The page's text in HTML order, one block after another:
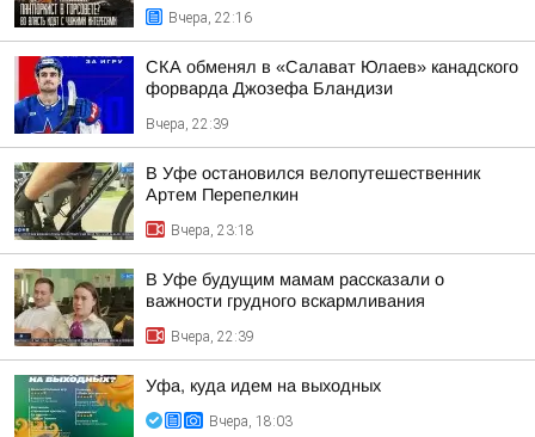
Вчера, 22:16
СКА обменял в «Салават Юлаев» канадского
форварда Джозефа Бландизи
Вчера, 22:39
В Уфе остановился велопутешественник
Артем Перепелкин
Вчера, 23:18
В Уфе будущим мамам рассказали о
важности грудного вскармливания
Вчера, 22:39
Уфа, куда идем на выходных
Вчера, 18:03